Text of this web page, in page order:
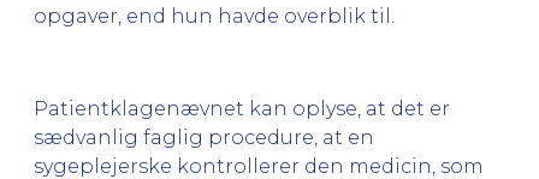
opgaver, end hun havde overblik til.
Patientklagenævnet kan oplyse, at det er
sædvanlig faglig procedure, at en
sygeplejerske kontrollerer den medicin, som